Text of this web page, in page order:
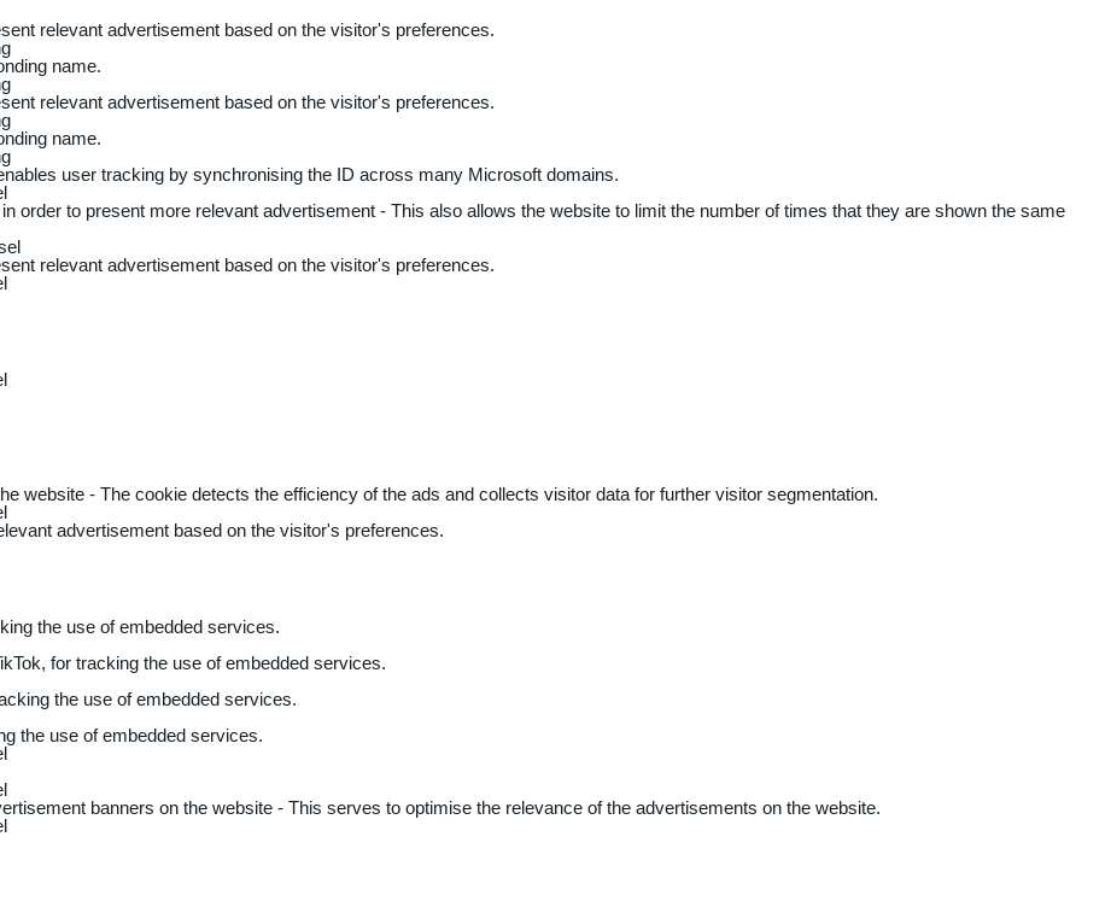
relevant advertisement based on the visitor's preferences.
name.
relevant advertisement based on the visitor's preferences.
name.
user tracking by synchronising the ID across many Microsoft domains.
order to present more relevant advertisement - This also allows the website to limit the number of times that they are shown the same
relevant advertisement based on the visitor's preferences.
website - The cookie detects the efficiency of the ads and collects visitor data for further visitor segmentation.
advertisement based on the visitor's preferences.
the use of embedded services.
for tracking the use of embedded services.
the use of embedded services.
the use of embedded services.
banners on the website - This serves to optimise the relevance of the advertisements on the website.